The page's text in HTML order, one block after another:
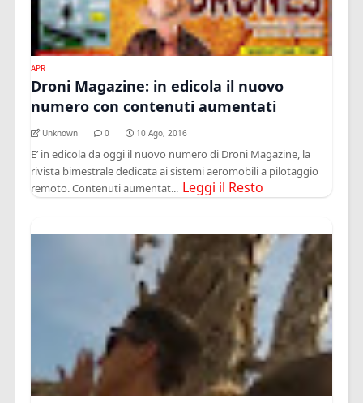
APR
Droni Magazine: in edicola il nuovo
numero con contenuti aumentati
Unknown 0 10 Ago, 2016
E’ in edicola da oggi il nuovo numero di Droni Magazine, la
rivista bimestrale dedicata ai sistemi aeromobili a pilotaggio
remoto. Contenuti aumentat... Leggi il Resto